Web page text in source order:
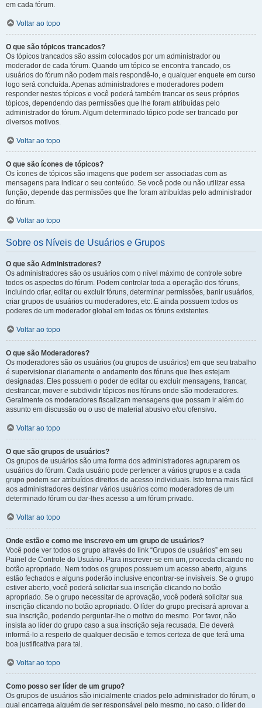
em cada fórum.
Voltar ao topo
O que são tópicos trancados?
Os tópicos trancados são assim colocados por um administrador ou
moderador de cada fórum. Quando um tópico se encontra trancado, os
usuários do fórum não podem mais respondê-lo, e qualquer enquete em curso
logo será concluída. Apenas administradores e moderadores podem
responder nestes tópicos e você poderá também trancar os seus próprios
tópicos, dependendo das permissões que lhe foram atribuídas pelo
administrador do fórum. Algum determinado tópico pode ser trancado por
diversos motivos.
Voltar ao topo
O que são ícones de tópicos?
Os ícones de tópicos são imagens que podem ser associadas com as
mensagens para indicar o seu conteúdo. Se você pode ou não utilizar essa
função, depende das permissões que lhe foram atribuídas pelo administrador
do fórum.
Voltar ao topo
Sobre os Níveis de Usuários e Grupos
O que são Administradores?
Os administradores são os usuários com o nível máximo de controle sobre
todos os aspectos do fórum. Podem controlar toda a operação dos fóruns,
incluindo criar, editar ou excluir fóruns, determinar permissões, banir usuários,
criar grupos de usuários ou moderadores, etc. E ainda possuem todos os
poderes de um moderador global em todas os fóruns existentes.
Voltar ao topo
O que são Moderadores?
Os moderadores são os usuários (ou grupos de usuários) em que seu trabalho
é supervisionar diariamente o andamento dos fóruns que lhes estejam
designadas. Eles possuem o poder de editar ou excluir mensagens, trancar,
destrancar, mover e subdividir tópicos nos fóruns onde são moderadores.
Geralmente os moderadores fiscalizam mensagens que possam ir além do
assunto em discussão ou o uso de material abusivo e/ou ofensivo.
Voltar ao topo
O que são grupos de usuários?
Os grupos de usuários são uma forma dos administradores agruparem os
usuários do fórum. Cada usuário pode pertencer a vários grupos e a cada
grupo podem ser atribuídos direitos de acesso individuais. Isto torna mais fácil
aos administradores destinar vários usuários como moderadores de um
determinado fórum ou dar-lhes acesso a um fórum privado.
Voltar ao topo
Onde estão e como me inscrevo em um grupo de usuários?
Você pode ver todos os grupo através do link “Grupos de usuários” em seu
Painel de Controle do Usuário. Para inscrever-se em um, proceda clicando no
botão apropriado. Nem todos os grupos possuem um acesso aberto, alguns
estão fechados e alguns poderão inclusive encontrar-se invisíveis. Se o grupo
estiver aberto, você poderá solicitar sua inscrição clicando no botão
apropriado. Se o grupo necessitar de aprovação, você poderá solicitar sua
inscrição clicando no botão apropriado. O líder do grupo precisará aprovar a
sua inscrição, podendo perguntar-lhe o motivo do mesmo. Por favor, não
insista ao líder do grupo caso a sua inscrição seja recusada. Ele deverá
informá-lo a respeito de qualquer decisão e temos certeza de que terá uma
boa justificativa para tal.
Voltar ao topo
Como posso ser líder de um grupo?
Os grupos de usuários são inicialmente criados pelo administrador do fórum, o
qual encarrega alguém de ser responsável pelo mesmo, no caso, o líder do